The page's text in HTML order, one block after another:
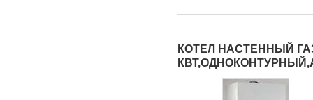
КОТЕЛ НАСТЕННЫЙ